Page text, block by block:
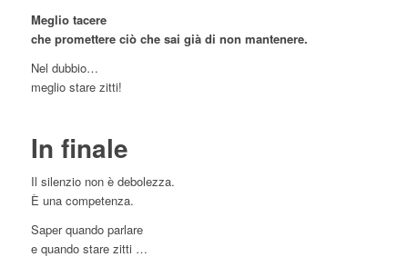
Meglio tacere
che promettere ciò che sai già di non mantenere.
Nel dubbio…
meglio stare zitti!
In finale
Il silenzio non è debolezza.
È una competenza.
Saper quando parlare
e quando stare zitti …